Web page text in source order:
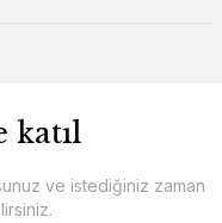
katıl
ve istediğiniz zaman